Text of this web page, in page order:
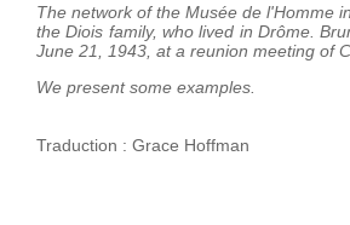
The network of the Musée de l'Homme
the Diois family, who lived in Drôme.
June 21, 1943, at a reunion meeting of
We present some examples.
Traduction : Grace Hoffman